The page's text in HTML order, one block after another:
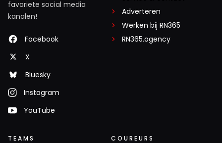
favoriete social media
kanalen!
Facebook
X
Bluesky
Instagram
YouTube
Adverteren
Werken bij RN365
RN365.agency
TEAMS COUREURS